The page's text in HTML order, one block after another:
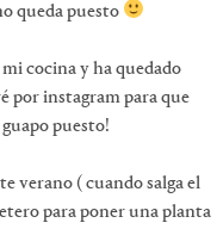
queda puesto
cocina y ha quedado
por instagram para que
puesto!
verano ( cuando salga el
para poner una planta